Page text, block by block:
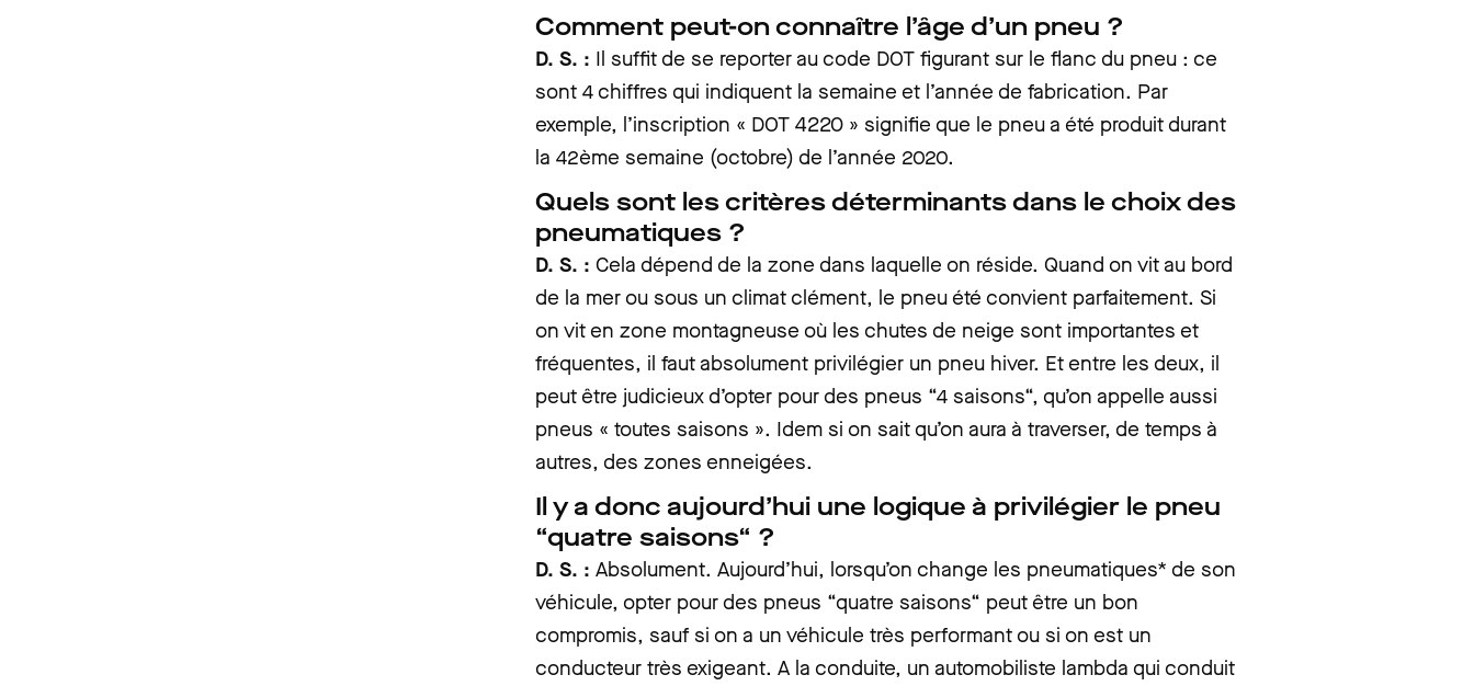
Comment peut-on connaître l’âge d’un pneu ?
D. S. : Il suffit de se reporter au code DOT figurant sur le flanc du pneu : ce
sont 4 chiffres qui indiquent la semaine et l’année de fabrication. Par
exemple, l’inscription « DOT 4220 » signifie que le pneu a été produit durant
la 42ème semaine (octobre) de l’année 2020.
Quels sont les critères déterminants dans le choix des
pneumatiques ?
D. S. : Cela dépend de la zone dans laquelle on réside. Quand on vit au bord
de la mer ou sous un climat clément, le pneu été convient parfaitement. Si
on vit en zone montagneuse où les chutes de neige sont importantes et
fréquentes, il faut absolument privilégier un pneu hiver. Et entre les deux, il
peut être judicieux d’opter pour des pneus “4 saisons“, qu’on appelle aussi
pneus « toutes saisons ». Idem si on sait qu’on aura à traverser, de temps à
autres, des zones enneigées.
Il y a donc aujourd’hui une logique à privilégier le pneu
“quatre saisons“ ?
D. S. : Absolument. Aujourd’hui, lorsqu’on change les pneumatiques* de son
véhicule, opter pour des pneus “quatre saisons“ peut être un bon
compromis, sauf si on a un véhicule très performant ou si on est un
conducteur très exigeant. A la conduite, un automobiliste lambda qui conduit